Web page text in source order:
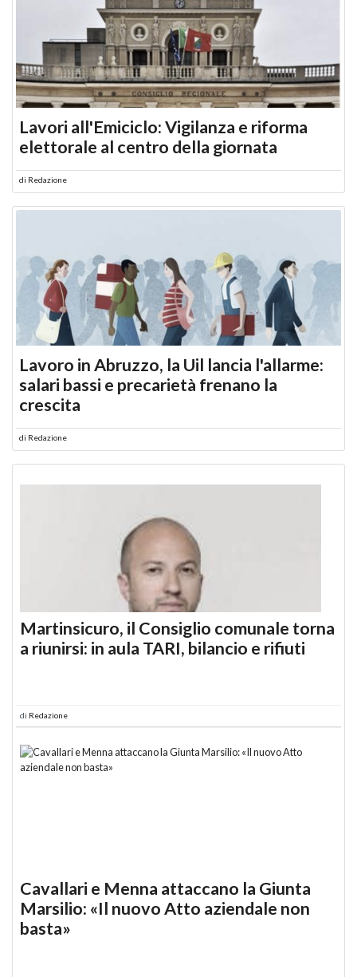
Lavori all'Emiciclo: Vigilanza e riforma
elettorale al centro della giornata
di Redazione
Lavoro in Abruzzo, la Uil lancia l'allarme:
salari bassi e precarietà frenano la
crescita
di Redazione
Martinsicuro, il Consiglio comunale torna
a riunirsi: in aula TARI, bilancio e rifiuti
di Redazione
Cavallari e Menna attaccano la Giunta
Marsilio: «Il nuovo Atto aziendale non
basta»